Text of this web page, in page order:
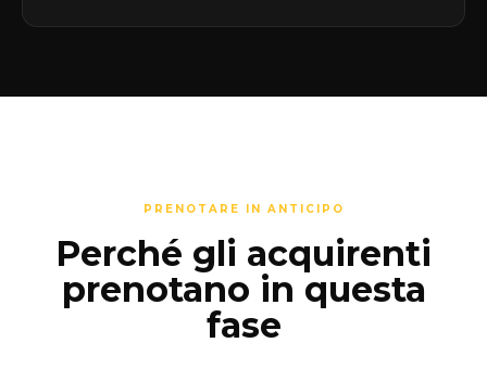
PRENOTARE IN ANTICIPO
Perché gli acquirenti
prenotano in questa
fase